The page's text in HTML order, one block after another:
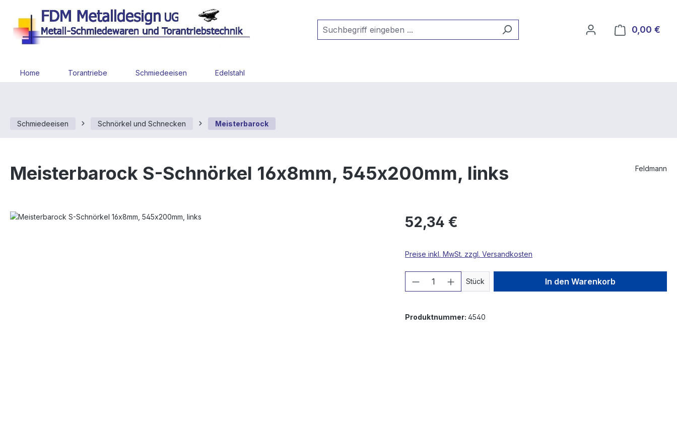
Hauptinhalt springen
Zur Suche springen
Zur Hauptnavigation springen
0,00 €
Home Torantriebe Schmiedeeisen Edelstahl
Schmiedeeisen Schnörkel und Schnecken Meisterbarock
Meisterbarock S-Schnörkel 16x8mm, 545x200mm, links Feldmann
Bildergalerie überspringen 52,34 €
Preise inkl. MwSt. zzgl. Versandkosten
Produkt Anzahl: Gib den gewünschten Wert
Stück In den Warenkorb
Produktnummer: 4540